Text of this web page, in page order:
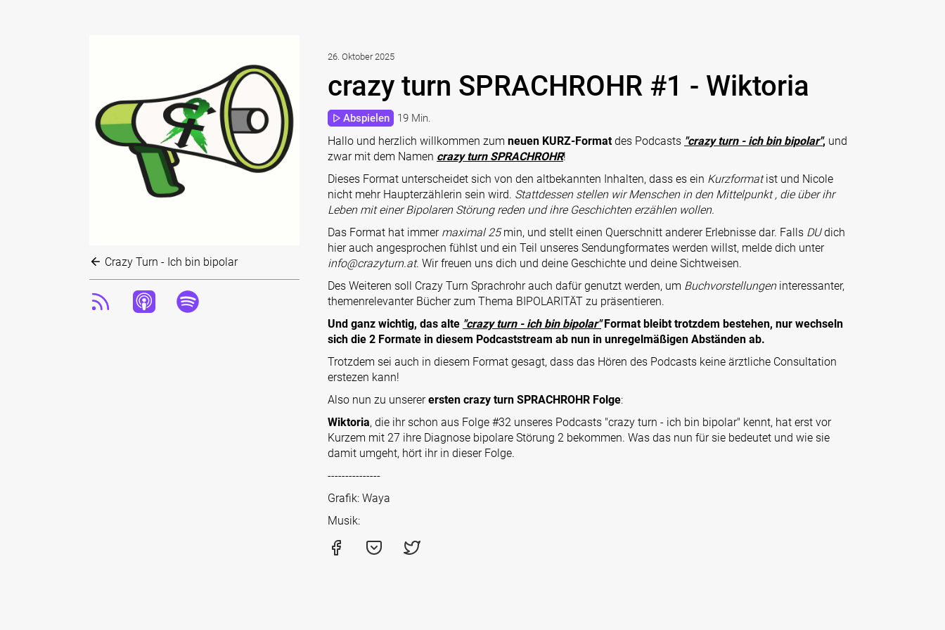
Crazy Turn - Ich bin bipolar
26. Oktober 2025
crazy turn SPRACHROHR #1 - Wiktoria
Abspielen 19 Min.
Hallo und herzlich willkommen zum neuen KURZ-Formatdes Podcasts "crazy turn - ich bin bipolar", und
zwar mit dem Namen crazy turn SPRACHROHR!
Dieses Format unterscheidet sich von den altbekannten Inhalten, dass es ein Kurzformatist und Nicole
nicht mehr Haupterzählerin sein wird. Stattdessen stellen wir Menschen in den Mittelpunkt , die über ihr
Leben mit einer Bipolaren Störung reden und ihre Geschichten erzählen wollen.
Das Format hat immer maximal 25min, und stellt einen Querschnitt anderer Erlebnisse dar. Falls DUdich
hier auch angesprochen fühlst und ein Teil unseres Sendungformates werden willst, melde dich unter
info@crazyturn.at. Wir freuen uns dich und deine Geschichte und deine Sichtweisen.
Des Weiteren soll Crazy Turn Sprachrohr auch dafür genutzt werden, um Buchvorstellungen interessanter,
themenrelevanter Bücher zum Thema BIPOLARITÄT zu präsentieren.
Und ganz wichtig, das alte "crazy turn - ich bin bipolar"Format bleibt trotzdem bestehen, nur wechseln
sich die 2 Formate in diesem Podcaststream ab nun in unregelmäßigen Abständen ab.
Trotzdem sei auch in diesem Format gesagt, dass das Hören des Podcasts keine ärztliche Consultation
erstezen kann!
Also nun zu unsererersten crazy turn SPRACHROHR Folge:
Wiktoria, die ihr schon aus Folge #32 unseres Podcasts "crazy turn - ich bin bipolar" kennt, hat erst vor
Kurzem mit 27 ihre Diagnose bipolare Störung 2 bekommen. Was das nun für sie bedeutet und wie sie
damit umgeht, hört ihr in dieser Folge.
---------------
Grafik: Waya
Musik: